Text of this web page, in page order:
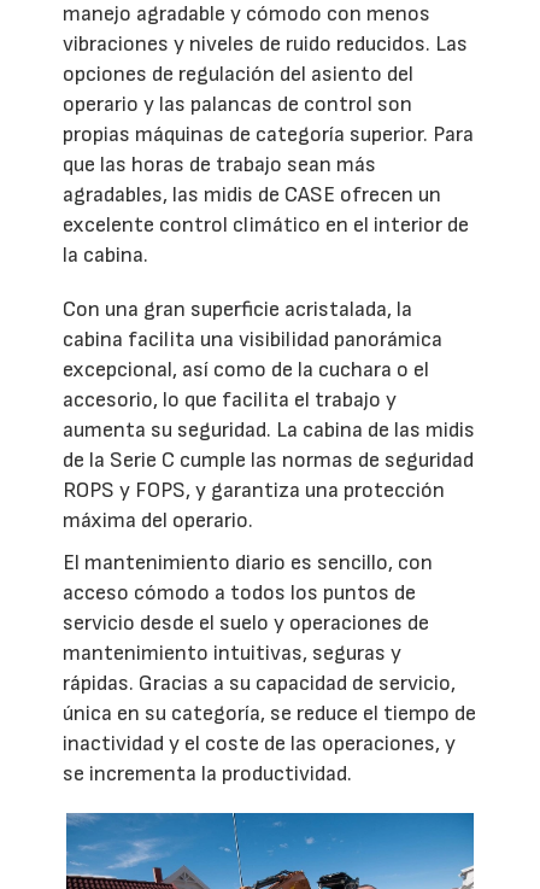
manejo agradable y cómodo con menos
vibraciones y niveles de ruido reducidos. Las
opciones de regulación del asiento del
operario y las palancas de control son
propias máquinas de categoría superior. Para
que las horas de trabajo sean más
agradables, las midis de CASE ofrecen un
excelente control climático en el interior de
la cabina.
Con una gran superficie acristalada, la
cabina facilita una visibilidad panorámica
excepcional, así como de la cuchara o el
accesorio, lo que facilita el trabajo y
aumenta su seguridad. La cabina de las midis
de la Serie C cumple las normas de seguridad
ROPS y FOPS, y garantiza una protección
máxima del operario.
El mantenimiento diario es sencillo, con
acceso cómodo a todos los puntos de
servicio desde el suelo y operaciones de
mantenimiento intuitivas, seguras y
rápidas. Gracias a su capacidad de servicio,
única en su categoría, se reduce el tiempo de
inactividad y el coste de las operaciones, y
se incrementa la productividad.